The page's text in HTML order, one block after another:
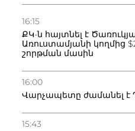
16:15
ՔԿ-ն հայտնել է
Առուստամյանի կողմից
շորթման մասին
16:00
Վարչապետը ժամանել է
15:43